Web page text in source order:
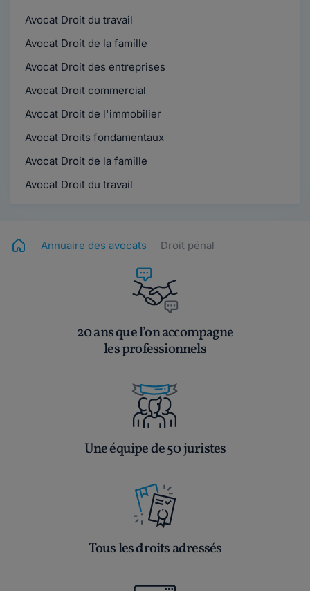
Avocat Droit du travail
Avocat Droit de la famille
Avocat Droit des entreprises
Avocat Droit commercial
Avocat Droit de l'immobilier
Avocat Droits fondamentaux
Avocat Droit de la famille
Avocat Droit du travail
Annuaire des avocats Droit pénal
20 ans que l’on accompagne
les professionnels
Une équipe de 50 juristes
Tous les droits adressés